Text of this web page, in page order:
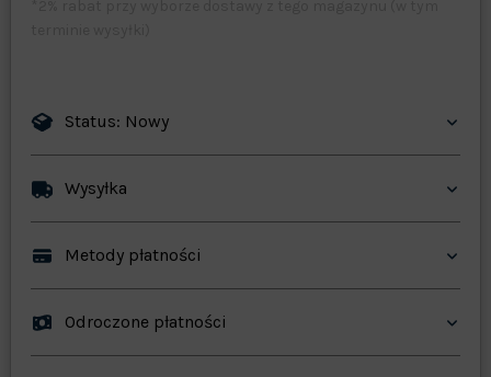
Status: Nowy
Wysyłka
Metody płatności
Odroczone płatności